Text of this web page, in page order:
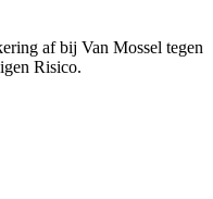
af bij Van Mossel tegen
Risico.